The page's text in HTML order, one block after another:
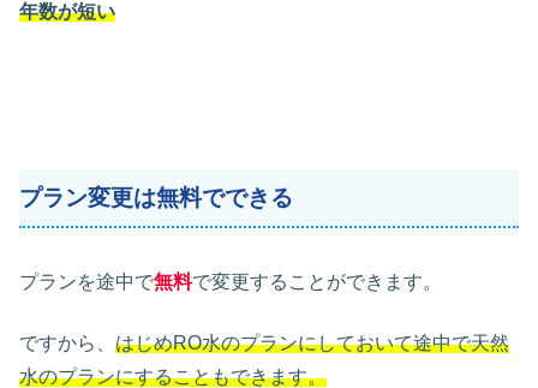
年数が短い
プラン変更は無料でできる
プランを途中で無料で変更することができます。
ですから、 はじめRO水のプランにしておいて途中で天然
水のプランにすることもできます。